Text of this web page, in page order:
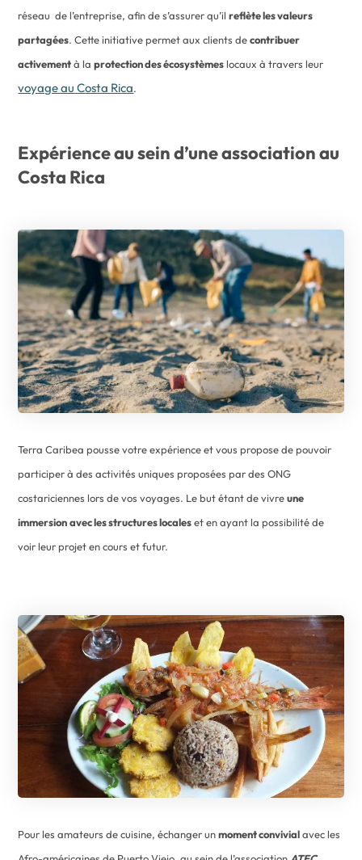
réseau de l’entreprise, afin de s’assurer qu’ilreflète les valeurs
partagées. Cette initiative permet aux clients decontribuer
activementà laprotection des écosystèmeslocaux à travers leur
voyage au Costa Rica.
Expérience au sein d’une association au
Costa Rica
Terra Caribea pousse votre expérience et vous propose de pouvoir
participer à des activités uniques proposées par des ONG
costariciennes lors de vos voyages. Le but étant de vivreune
immersion avec les structures localeset en ayant la possibilité de
voir leur projet en cours et futur.
Pour les amateurs de cuisine, échanger unmoment convivialavec les